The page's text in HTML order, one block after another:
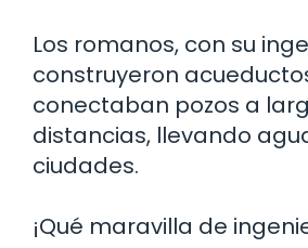
Los romanos, con su
construyeron
conectaban pozos a
distancias, llevando
ciudades.
¡Qué maravilla de